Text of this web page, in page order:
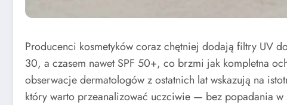
Producenci kosmetyków coraz chętniej dodają filtry UV
30, a czasem nawet SPF 50+, co brzmi jak kompletna
obserwacje dermatologów z ostatnich lat wskazują na
który warto przeanalizować uczciwie — bez popadania w